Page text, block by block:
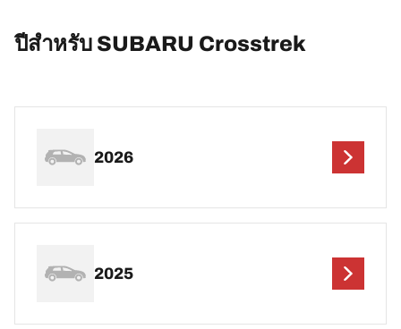
ปีสำหรับ SUBARU Crosstrek
2026
2025